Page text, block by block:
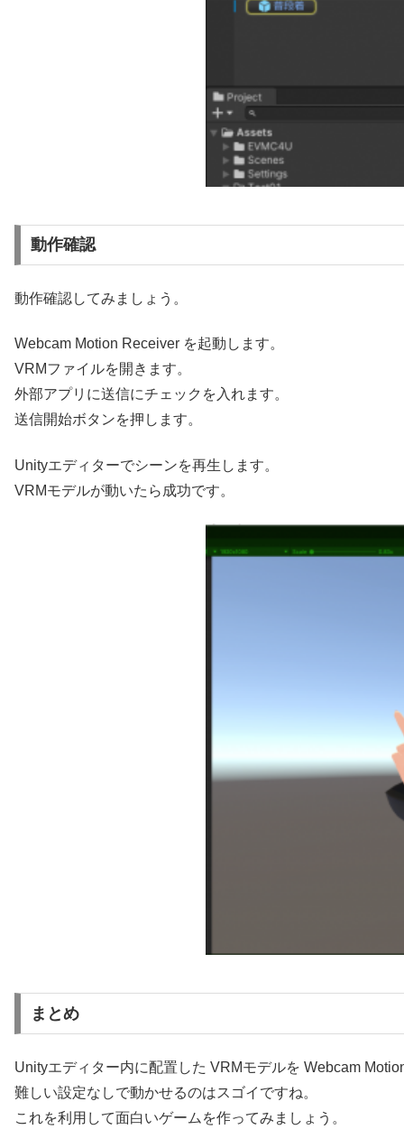
動作確認
動作確認してみましょう。
Webcam Motion Receiver を起動します。
VRMファイルを開きます。
外部アプリに送信にチェックを入れます。
送信開始ボタンを押します。
Unityエディターでシーンを再生します。
VRMモデルが動いたら成功です。
まとめ
Unityエディター内に配置した VRMモデルを Webcam
難しい設定なしで動かせるのはスゴイですね。
これを利用して面白いゲームを作ってみましょう。